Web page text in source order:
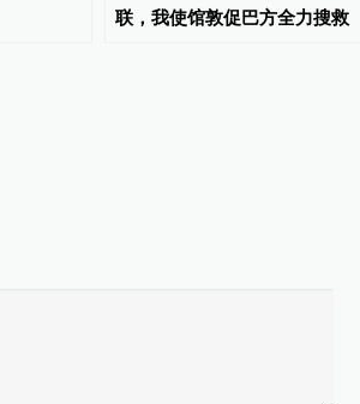
联，我使馆敦促巴方全力搜救